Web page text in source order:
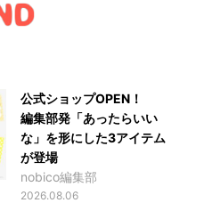
公式ショップOPEN！
編集部発「あったらいい
な」を形にした3アイテム
が登場
nobico編集部
2026.08.06